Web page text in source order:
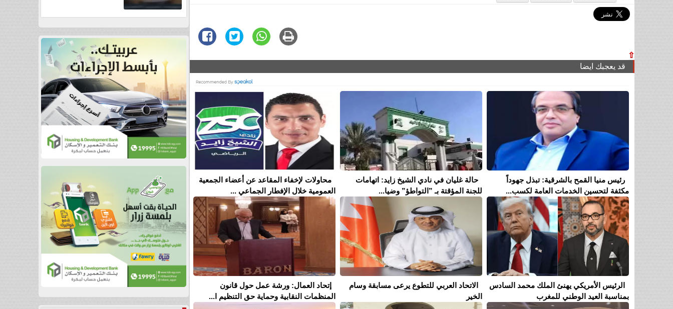
⇧
قد يعجبك ايضا
رئيس منيا القمح بالشرقية: تبذل جهوداً
مكثفة لتحسين الخدمات العامة لكسب...
حالة غليان في نادي الشيخ زايد: اتهامات
للجنة المؤقتة بـ ”التواطؤ” وضيا...
محاولات لإخفاء المقاعد عن أعضاء الجمعية
العمومية خلال الإفطار الجماعي ...
الرئيس الأمريكي يهنئ الملك محمد السادس
بمناسبة العيد الوطني للمغرب
الاتحاد العربي للتطوع يرعى مسابقة وسام
الخير
إتحاد العمال: ورشة عمل حول قانون
المنظمات النقابية وحماية حق التنظيم ا...